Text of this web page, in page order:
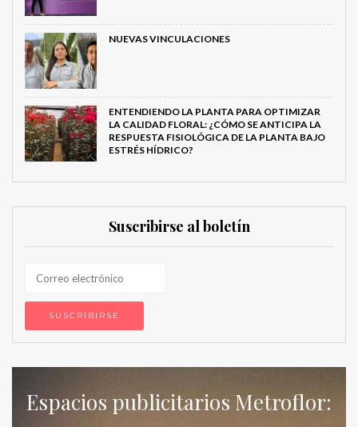
NUEVAS VINCULACIONES
ENTENDIENDO LA PLANTA PARA OPTIMIZAR
LA CALIDAD FLORAL: ¿CÓMO SE ANTICIPA LA
RESPUESTA FISIOLÓGICA DE LA PLANTA BAJO
ESTRÉS HÍDRICO?
Suscribirse al boletín
Espacios publicitarios Metroflor: